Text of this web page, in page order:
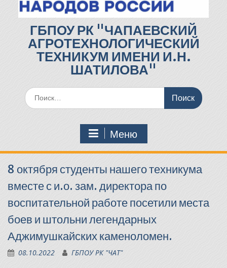
ГБПОУ РК "ЧАПАЕВСКИЙ
АГРОТЕХНОЛОГИЧЕСКИЙ
ТЕХНИКУМ ИМЕНИ И.Н.
ШАТИЛОВА"
Поиск
по:
Меню
8 октября студенты нашего техникума
вместе с и.о. зам. директора по
воспитательной работе посетили места
боев и штольни легендарных
Аджимушкайских каменоломен.
08.10.2022 ГБПОУ РК "ЧАТ"